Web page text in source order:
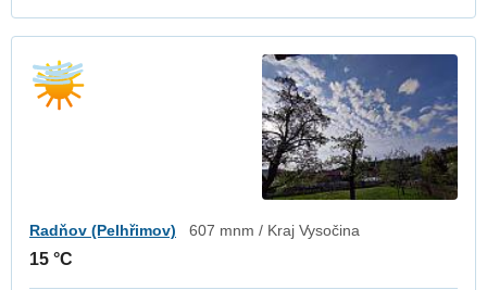
Radňov (Pelhřimov) 607 mnm / Kraj Vysočina
15 °C